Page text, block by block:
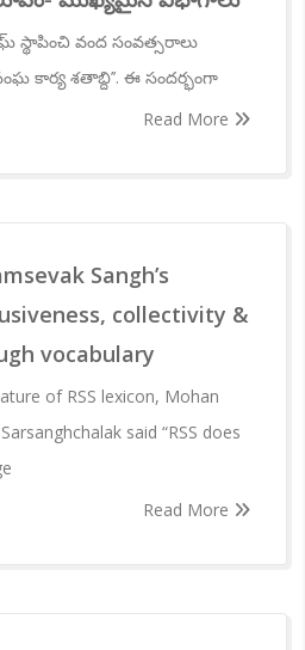
స్థాపించి వంద సంవత్సరాలు
కార్య శతాబ్ది’’. ఈ సందర్భంగా
Read More
Sangh’s
collectivity &
vocabulary
of RSS lexicon, Mohan
said “RSS does
Read More